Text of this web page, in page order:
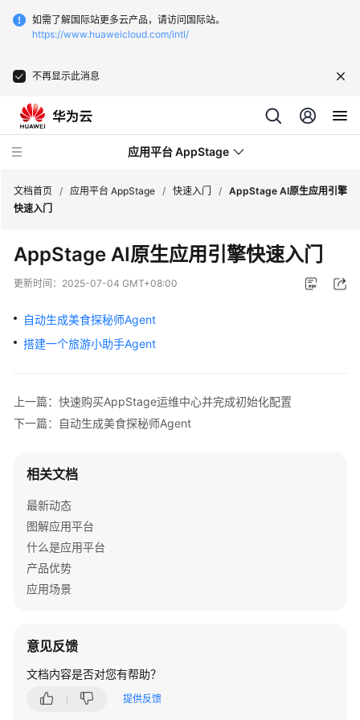
如需了解国际站更多云产品，请访问国际站。
https://www.huaweicloud.com/intl/
不再显示此消息
应用平台 AppStage
新
动
品
计
明
快
速
入
门
AppStage
并
完
成
初
文档首页 / 应用平台 AppStage / 快速入门 / AppStage AI原生应用引擎
快速入门
AppStage AI原生应用引擎快速入门
更新时间： 2025-07-04 GMT+08:00
自动生成美食探秘师Agent
搭建一个旅游小助手Agent
上一篇：快速购买AppStage运维中心并完成初始化配置
下一篇：自动生成美食探秘师Agent
相关文档
最新动态
图解应用平台
什么是应用平台
产品优势
应用场景
意见反馈
文档内容是否对您有帮助？
提供反馈